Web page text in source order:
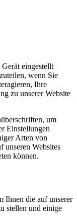
eingestellt
wenn Sie
Ihre
zu unserer Website
um
Einstellungen
Arten von
unseren Websites
können.
Ihnen die auf unserer
stellen und einige